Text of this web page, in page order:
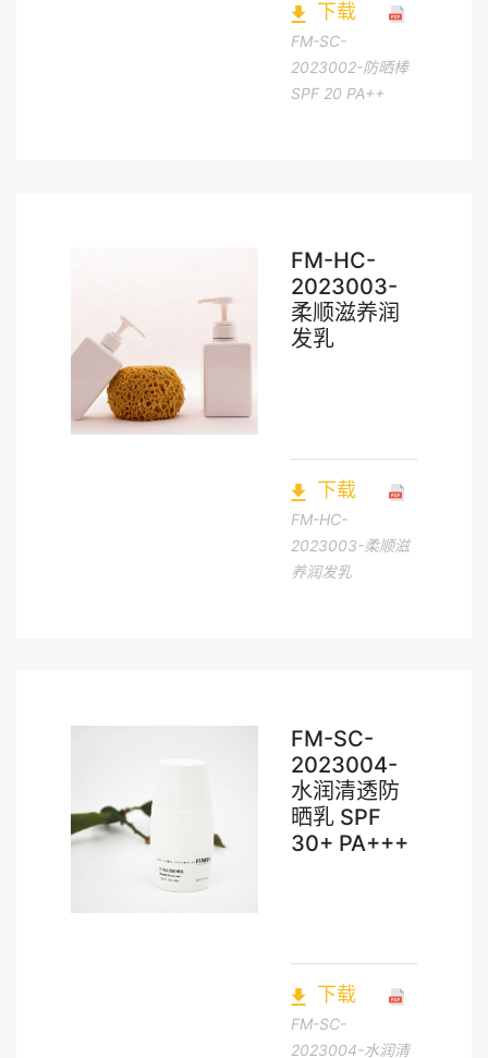
下载
FM-SC-
2023002-防晒棒
SPF 20 PA++
FM-HC-
2023003-
柔顺滋养润
发乳
下载
FM-HC-
2023003-柔顺滋
养润发乳
FM-SC-
2023004-
水润清透防
晒乳 SPF
30+ PA+++
下载
FM-SC-
2023004-水润清